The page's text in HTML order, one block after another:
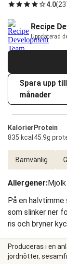
4.0(
Recipe
Uppdaterad
Spara upp
månader
Kalorier
835 kcal
Protein
45.9g
Barnvänlig
Allergener:Mjölk
På en halvtimme
som slinker ner
ris och bryner
paprika och
kvällens middag
gräslökssåsen.
Produceras i en
jordnötter,